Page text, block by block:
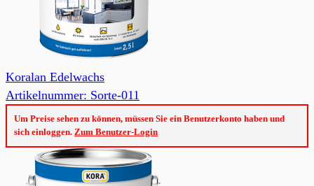
Koralan Edelwachs
Artikelnummer: Sorte-011
Um Preise sehen zu können, müssen Sie ein Benutzerkonto haben und
sich einloggen. Zum Benutzer-Login